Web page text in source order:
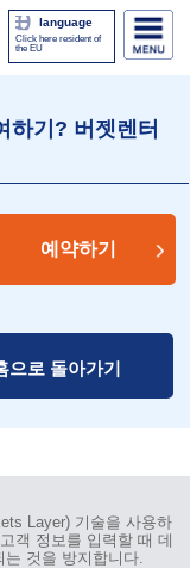
language
Click here resident of
the EU
하기? 버젯렌터
예약하기
으로 돌아가기
Layer) 기술을 사용하
객 정보를 입력할 때 데
는 것을 방지합니다.